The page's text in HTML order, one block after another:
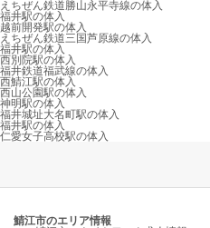
えちぜん鉄道勝山永平寺線の体入
福井駅の体入
越前開発駅の体入
えちぜん鉄道三国芦原線の体入
福井駅の体入
西別院駅の体入
福井鉄道福武線の体入
西鯖江駅の体入
西山公園駅の体入
神明駅の体入
福井城址大名町駅の体入
福井駅の体入
仁愛女子高校駅の体入
鯖江市のエリア情報